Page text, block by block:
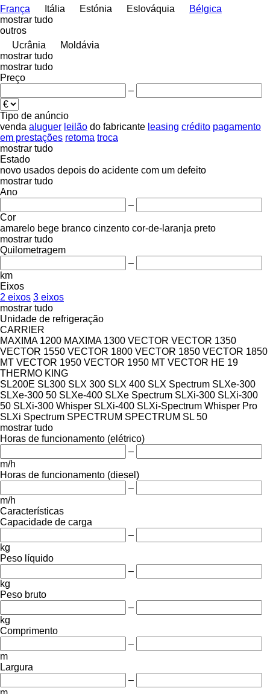
França
Itália Estónia Eslováquia
Bélgica
mostrar tudo
outros
Ucrânia
Moldávia
mostrar tudo
mostrar tudo
Preço
–
Tipo de anúncio
venda aluguer leilão do fabricante leasing crédito pagamento
em prestações retoma troca
mostrar tudo
Estado
novo usados depois do acidente com um defeito
mostrar tudo
Ano
–
Cor
amarelo bege branco cinzento cor-de-laranja preto
mostrar tudo
Quilometragem
–
km
Eixos
2 eixos 3 eixos
mostrar tudo
Unidade de refrigeração
CARRIER
MAXIMA 1200 MAXIMA 1300 VECTOR VECTOR 1350
VECTOR 1550 VECTOR 1800 VECTOR 1850 VECTOR 1850
MT VECTOR 1950 VECTOR 1950 MT VECTOR HE 19
THERMO KING
SL200E SL300 SLX 300 SLX 400 SLX Spectrum SLXe-300
SLXe-300 50 SLXe-400 SLXe Spectrum SLXi-300 SLXi-300
50 SLXi-300 Whisper SLXi-400 SLXi-Spectrum Whisper Pro
SLXi Spectrum SPECTRUM SPECTRUM SL 50
mostrar tudo
Horas de funcionamento (elétrico)
–
m/h
Horas de funcionamento (diesel)
–
m/h
Características
Capacidade de carga
–
kg
Peso líquido
–
kg
Peso bruto
–
kg
Comprimento
–
m
Largura
–